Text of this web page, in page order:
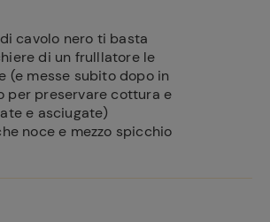
cavolo nero ti basta
di un frulllatore le
(e messe subito dopo in
per preservare cottura e
e asciugate)
noce e mezzo spicchio